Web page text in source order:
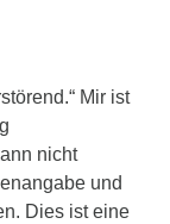
Mir ist
nicht
und
Dies ist eine